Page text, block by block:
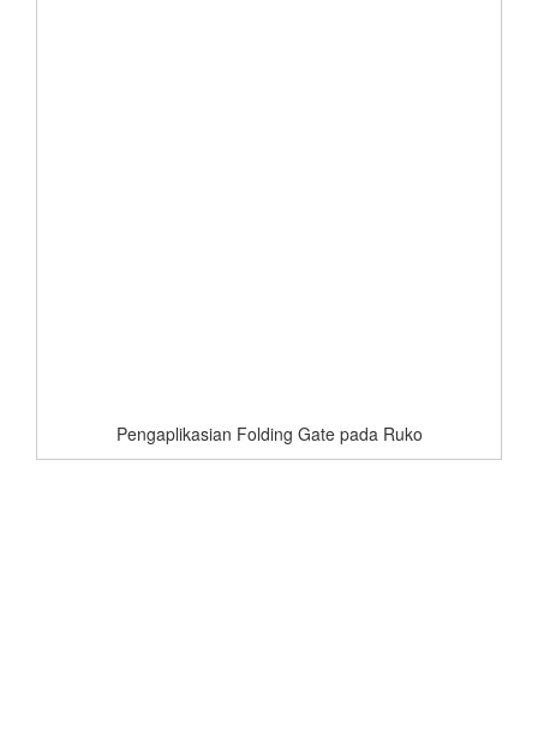
Pengaplikasian Folding Gate pada Ruko